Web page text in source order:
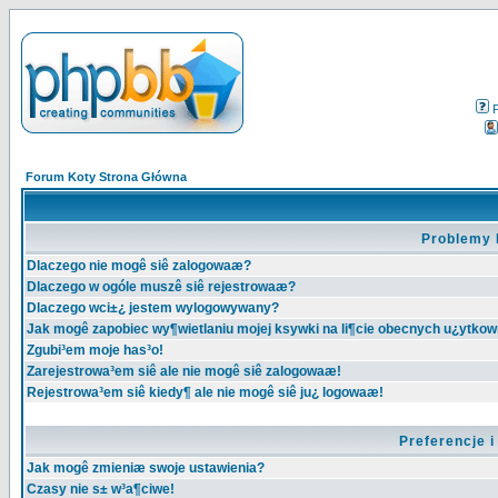
Forum Koty Strona Główna
Problemy
Dlaczego nie mogê siê zalogowaæ?
Dlaczego w ogóle muszê siê rejestrowaæ?
Dlaczego wci±¿ jestem wylogowywany?
Jak mogê zapobiec wy¶wietlaniu mojej ksywki na li¶cie obecnych
Zgubi³em moje has³o!
Zarejestrowa³em siê ale nie mogê siê zalogowaæ!
Rejestrowa³em siê kiedy¶ ale nie mogê siê ju¿ logowaæ!
Preferencje
Jak mogê zmieniæ swoje ustawienia?
Czasy nie s± w³a¶ciwe!